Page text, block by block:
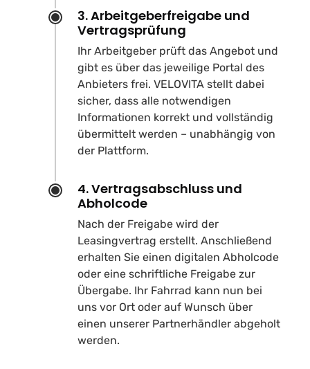
3. Arbeitgeberfreigabe und
Vertragsprüfung
Ihr Arbeitgeber prüft das Angebot und
gibt es über das jeweilige Portal des
Anbieters frei. VELOVITA stellt dabei
sicher, dass alle notwendigen
Informationen korrekt und vollständig
übermittelt werden – unabhängig von
der Plattform.
4. Vertragsabschluss und
Abholcode
Nach der Freigabe wird der
Leasingvertrag erstellt. Anschließend
erhalten Sie einen digitalen Abholcode
oder eine schriftliche Freigabe zur
Übergabe. Ihr Fahrrad kann nun bei
uns vor Ort oder auf Wunsch über
einen unserer Partnerhändler abgeholt
werden.